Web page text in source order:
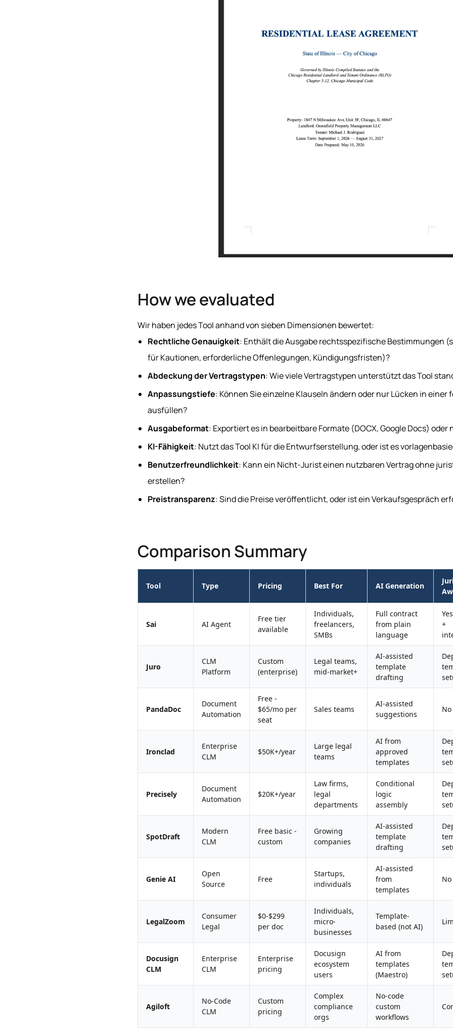
How we evaluated
Wir haben jedes Tool anhand von sieben Dimensionen bewertet:
Rechtliche Genauigkeit: Enthält die Ausgabe rechtsspezifische Bestimmungen
für Kautionen, erforderliche Offenlegungen, Kündigungsfristen)?
Abdeckung der Vertragstypen: Wie viele Vertragstypen unterstützt das Tool
Anpassungstiefe: Können Sie einzelne Klauseln ändern oder nur Lücken in einer
ausfüllen?
Ausgabeformat: Exportiert es in bearbeitbare Formate (DOCX, Google Docs) oder
KI-Fähigkeit: Nutzt das Tool KI für die Entwurfserstellung, oder ist es
Benutzerfreundlichkeit: Kann ein Nicht-Jurist einen nutzbaren Vertrag ohne
erstellen?
Preistransparenz: Sind die Preise veröffentlicht, oder ist ein Verkaufsgespräch
Comparison Summary
Tool Type Pricing Best For AI Generation
Sai AI Agent
Free tier
available
Individuals,
freelancers,
SMBs
Full contract
from plain
language
+
Juro
CLM
Platform
Custom
(enterprise)
Legal teams,
mid-market+
AI-assisted
template
drafting
PandaDoc
Document
Automation
Free -
$65/mo per
seat
Sales teams
AI-assisted
suggestions
No
Ironclad
Enterprise
CLM
$50K+/year
Large legal
teams
AI from
approved
templates
Precisely
Document
Automation
$20K+/year
Law firms,
legal
departments
Conditional
logic
assembly
SpotDraft
Modern
CLM
Free basic -
custom
Growing
companies
AI-assisted
template
drafting
Genie AI
Open
Source
Free
Startups,
individuals
AI-assisted
from
templates
No
LegalZoom
Consumer
Legal
$0-$299
per doc
Individuals,
micro-
businesses
Template-
based (not AI)
Docusign
CLM
Enterprise
CLM
Enterprise
pricing
Docusign
ecosystem
users
AI from
templates
(Maestro)
Agiloft
No-Code
CLM
Custom
pricing
Complex
compliance
orgs
No-code
custom
workflows